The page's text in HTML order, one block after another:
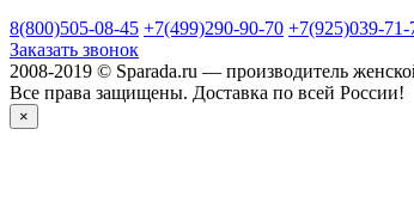
8(800)505-08-45 +7(499)290-90-70 +7(925)039-71-
Заказать звонок
2008-2019 © Sparada.ru — производитель
Все права защищены. Доставка по всей России!
×